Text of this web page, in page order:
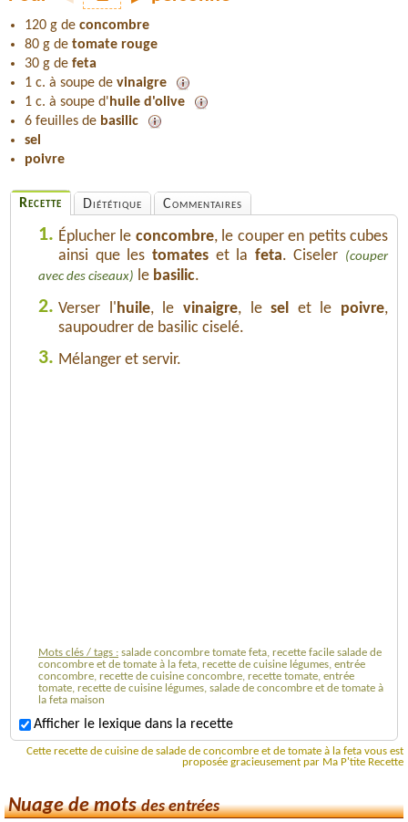
120 g de concombre
80 g de tomate rouge
30 g de feta
1 c. à soupe de vinaigre
1 c. à soupe d' huile d'olive
6 feuilles de basilic
sel
poivre
Recette Diététique Commentaires
1. Éplucher le concombre, le couper en petits cubes
ainsi que les tomateset la feta. Ciseler (couper
avec des ciseaux) le basilic.
2. Verser l' huile, le vinaigre, lesel et le poivre,
saupoudrer de basilic ciselé.
3. Mélanger et servir.
Mots clés / tags : salade concombre tomate feta, recette facile salade de
concombre et de tomate à la feta, recette de cuisine légumes, entrée
concombre, recette de cuisine concombre, recette tomate, entrée
tomate, recette de cuisine légumes, salade de concombre et de tomate à
la feta maison
Afficher le lexique dans la recette
Cette recette de cuisine de salade de concombre et de tomate à la feta vous est
proposée gracieusement par Ma P'tite Recette
Nuage de motsdes entrées